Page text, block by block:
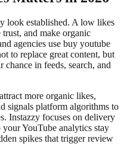
look established. A low likes
trust, and make organic
agencies use buy youtube
to replace great content, but
chance in feeds, search, and
more organic likes,
signals platform algorithms to
Instazzy focuses on delivery
YouTube analytics stay
spikes that trigger review